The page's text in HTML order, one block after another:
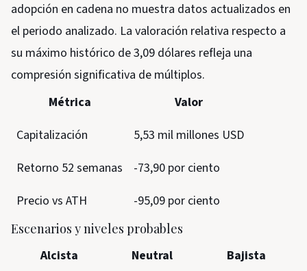
adopción en cadena no muestra datos actualizados en
el periodo analizado. La valoración relativa respecto a
su máximo histórico de 3,09 dólares refleja una
compresión significativa de múltiplos.
Métrica
Valor
Capitalización
5,53 mil millones USD
Retorno 52 semanas
-73,90 por ciento
Precio vs ATH
-95,09 por ciento
Escenarios y niveles probables
Alcista Neutral Bajista